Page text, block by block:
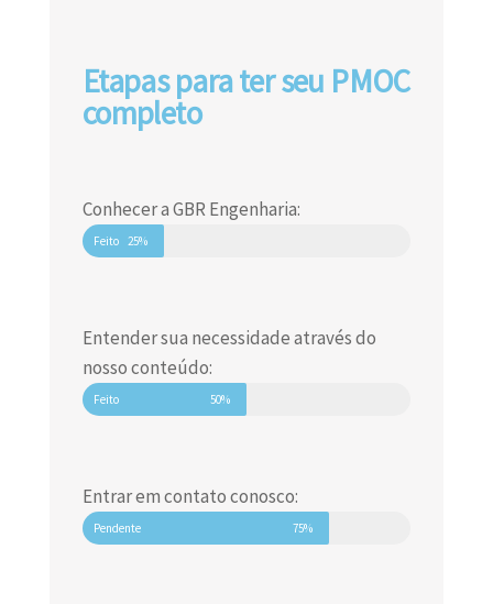
Etapas para ter seu PMOC
completo
Conhecer a GBR Engenharia:
Feito 25%
Entender sua necessidade através do
nosso conteúdo:
Feito 50%
Entrar em contato conosco:
Pendente 75%